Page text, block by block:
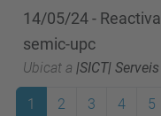
14/05/24 -
semic-upc
Ubicat a |SICT|
1 2 3 4 5